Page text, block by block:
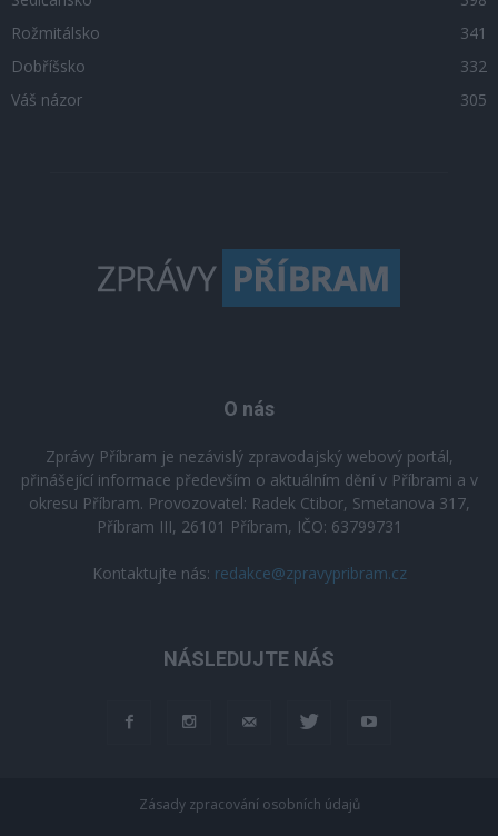
Rožmitálsko
341
Dobříšsko
332
Váš názor
305
O nás
Zprávy Příbram je nezávislý zpravodajský webový portál,
přinášející informace především o aktuálním dění v Příbrami a v
okresu Příbram. Provozovatel: Radek Ctibor, Smetanova 317,
Příbram III, 26101 Příbram, IČO: 63799731
Kontaktujte nás: redakce@zpravypribram.cz
NÁSLEDUJTE NÁS
Zásady zpracování osobních údajů